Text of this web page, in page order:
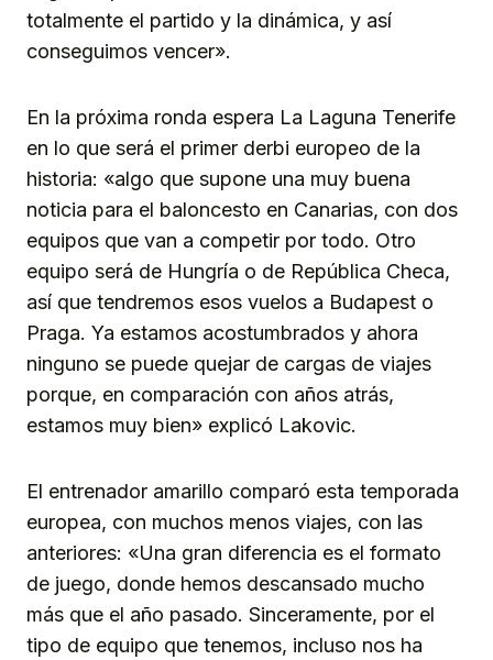
totalmente el partido y la dinámica, y así
conseguimos vencer».
En la próxima ronda espera La Laguna Tenerife
en lo que será el primer derbi europeo de la
historia: «algo que supone una muy buena
noticia para el baloncesto en Canarias, con dos
equipos que van a competir por todo. Otro
equipo será de Hungría o de República Checa,
así que tendremos esos vuelos a Budapest o
Praga. Ya estamos acostumbrados y ahora
ninguno se puede quejar de cargas de viajes
porque, en comparación con años atrás,
estamos muy bien» explicó Lakovic.
El entrenador amarillo comparó esta temporada
europea, con muchos menos viajes, con las
anteriores: «Una gran diferencia es el formato
de juego, donde hemos descansado mucho
más que el año pasado. Sinceramente, por el
tipo de equipo que tenemos, incluso nos ha